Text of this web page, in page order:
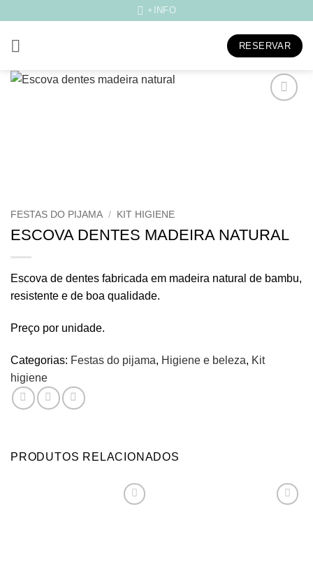
content
+INFO
RESERVAR
FESTAS DO PIJAMA / KIT HIGIENE
ESCOVA DENTES MADEIRA NATURAL
Escova de dentes fabricada em madeira natural de bambu,
resistente e de boa qualidade.
Preço por unidade.
Categorias: Festas do pijama, Higiene e beleza, Kit
higiene
PRODUTOS RELACIONADOS